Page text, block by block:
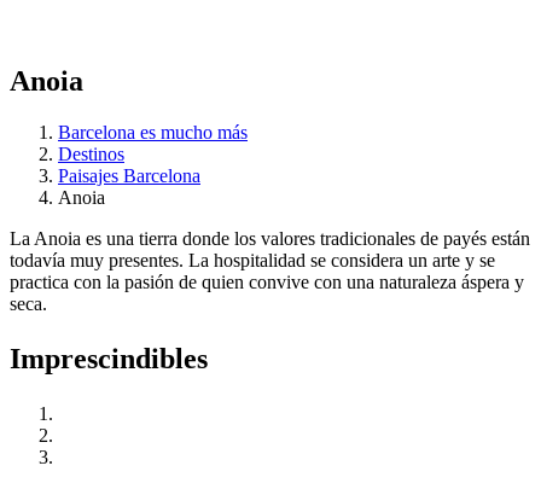
Anoia
Barcelona es mucho más
Destinos
Paisajes Barcelona
Anoia
La Anoia es una tierra donde los valores tradicionales de payés están
todavía muy presentes. La hospitalidad se considera un arte y se
practica con la pasión de quien convive con una naturaleza áspera y
seca.
Imprescindibles